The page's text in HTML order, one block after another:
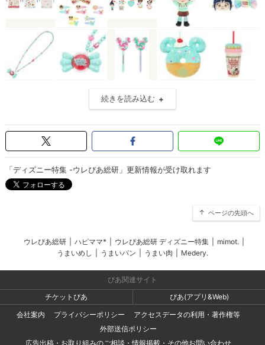
続きを読み込む
「ディズニー特集 -ウレぴあ総研」更新情報が受け取れます
ページの先頭へ
ウレぴあ総研 ハピママ* ウレぴあ総研 ディズニー特集 mimot.
うまいめし
うまいパン うまい肉 Medery.
ぴあ関連サイト
チケットぴあ
ぴあ(アプリ&Web)
会社案内
プライバシーポリシー
アクセスデータの利用・著作権等
外部送信ポリシー
広告出稿・お取り組みのご相談・情報掲載・その他お問い合わせ